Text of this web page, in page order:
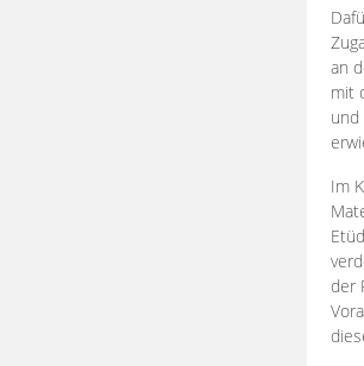
an
mit
und
Im
der